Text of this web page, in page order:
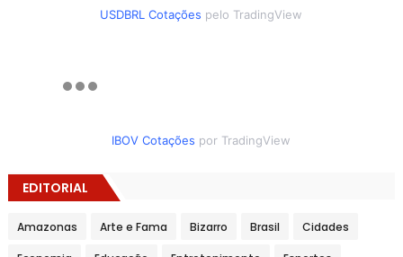
USDBRL Cotações pelo TradingView
IBOV Cotações por TradingView
EDITORIAL
Amazonas Arte e Fama Bizarro Brasil Cidades